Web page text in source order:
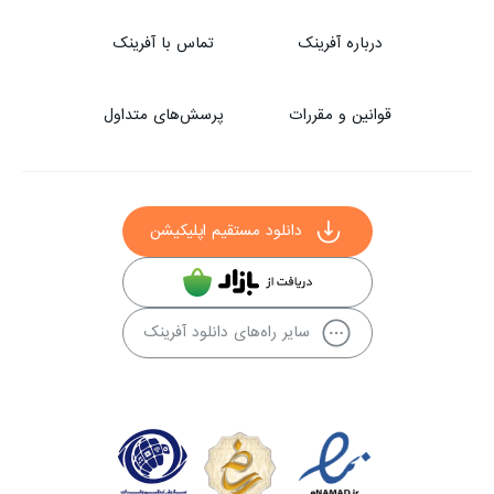
درباره آفرینک تماس با آفرینک
قوانین و مقررات پرسش‌های متداول
دانلود مستقیم اپلیکیشن
سایر راه‌های دانلود آفرینک